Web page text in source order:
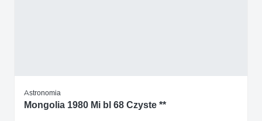
Astronomia
Mongolia 1980 Mi bl 68 Czyste **